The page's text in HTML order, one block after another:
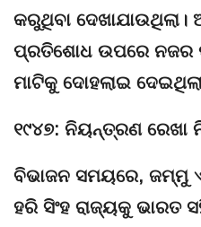
କରୁଥିବା
ପ୍ରତିଶୋଧ ଉପରେ ନଜର
ମାଟିକୁ ଦୋହଲାଇ
୧୯୪୭: ନିୟନ୍ତ୍ରଣ ରେଖା
ବିଭାଜନ ସମୟରେ, ଜମ୍ମୁ
ହରି ସିଂହ ରାଜ୍ୟକୁ ଭାରତ